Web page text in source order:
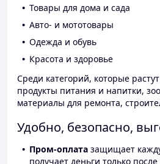
Товары для дома и сада
Авто- и мототовары
Одежда и обувь
Красота и здоровье
Среди категорий, которые
продукты питания и напитки,
материалы для ремонта,
Удобно, безопасно,
Пром-оплата защищает
получает деньги только